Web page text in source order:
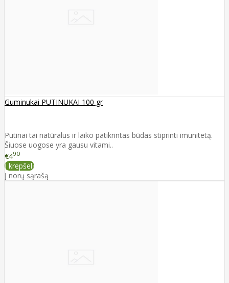
Guminukai PUTINUKAI 100 gr
Putinai tai natūralus ir laiko patikrintas būdas stiprinti imunitetą.
Šiuose uogose yra gausu vitami..
€490
Į krepšelį
Į norų sąrašą